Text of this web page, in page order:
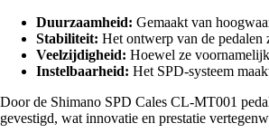
Duurzaamheid: Gemaakt van
Stabiliteit: Het ontwerp van de pedalen
Veelzijdigheid: Hoewel ze
Instelbaarheid: Het SPD-systeem
Door de Shimano SPD Cales CL-MT001
gevestigd, wat innovatie en prestatie